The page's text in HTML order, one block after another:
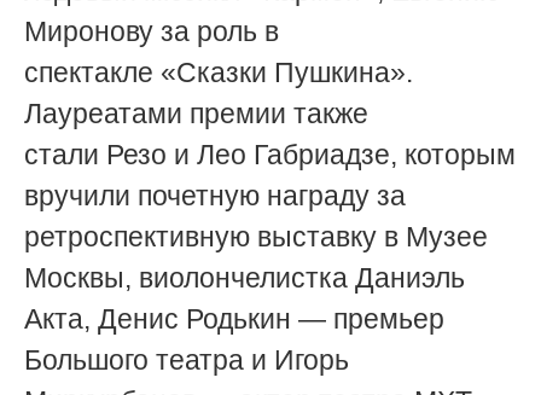
Миронову за роль в
спектакле «Сказки Пушкина».
Лауреатами премии также
стали Резо и Лео Габриадзе, которым
вручили почетную награду за
ретроспективную выставку в Музее
Москвы, виолончелистка Даниэль
Акта, Денис Родькин — премьер
Большого театра и Игорь